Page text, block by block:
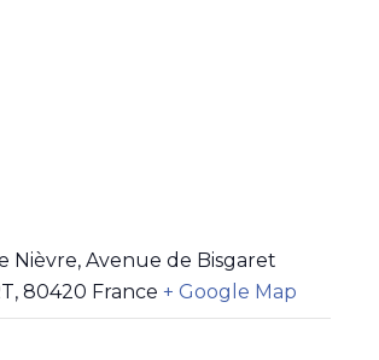
Nièvre, Avenue de Bisgaret
, 80420 France + Google Map